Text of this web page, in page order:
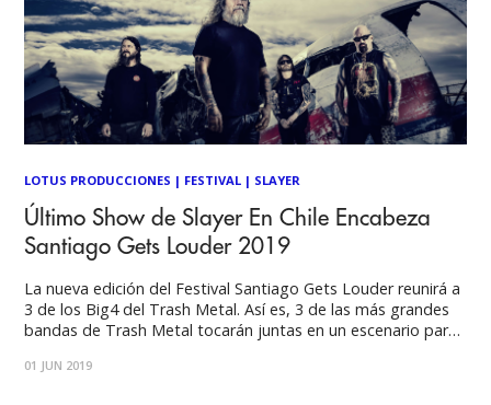
LOTUS PRODUCCIONES | FESTIVAL | SLAYER
Último Show de Slayer En Chile Encabeza
Santiago Gets Louder 2019
La nueva edición del Festival Santiago Gets Louder reunirá a
3 de los Big4 del Trash Metal. Así es, 3 de las más grandes
bandas de Trash Metal tocarán juntas en un escenario para
realizarse el próximo Domingo 6 de Octubre
01 JUN 2019